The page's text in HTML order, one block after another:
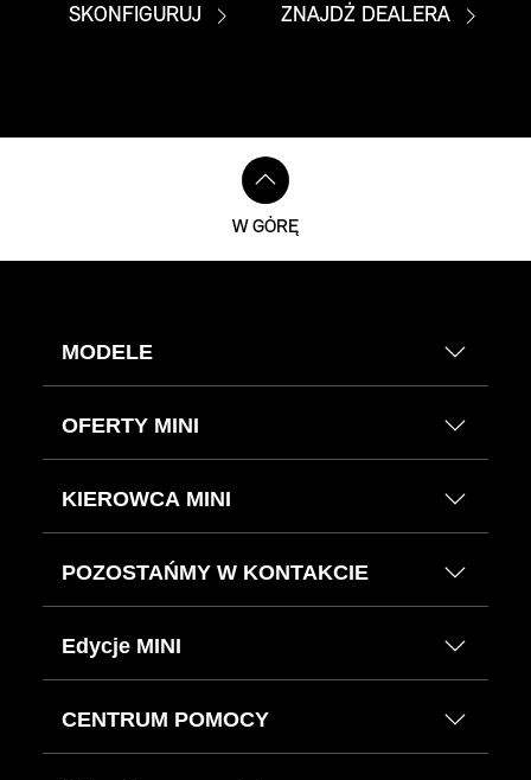
SKONFIGURUJ ZNAJDŹ DEALERA
W GÓRĘ
MODELE
OFERTY MINI
KIEROWCA MINI
POZOSTAŃMY W KONTAKCIE
Edycje MINI
CENTRUM POMOCY